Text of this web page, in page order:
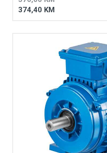
374,40 KM